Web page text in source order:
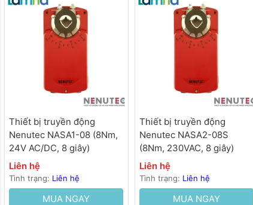
Thiết bị truyền động
Nenutec NASA1-08 (8Nm,
24V AC/DC, 8 giây)
Liên hệ
Tình trạng: Liên hệ
MUA NGAY
Thiết bị truyền động
Nenutec NASA2-08S
(8Nm, 230VAC, 8 giây)
Liên hệ
Tình trạng: Liên hệ
MUA NGAY